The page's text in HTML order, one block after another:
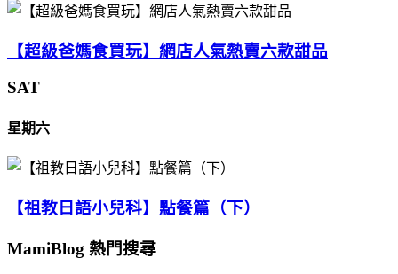
【超級爸媽食買玩】網店人氣熱賣六款甜品
SAT
星期六
【祖教日語小兒科】點餐篇（下）
MamiBlog 熱門搜尋